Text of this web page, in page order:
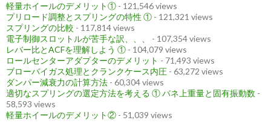
軽量ホイールのデメリット① - 121,546 views
プリロード調整とスプリングの特性 ① - 121,321 views
スプリングの比較 - 117,814 views
電子制御スロットルが苦手な訳、、、
- 107,354 views
レバー比とACFを理解しよう ① - 104,079 views
ロールセンターアダプターのデメリット - 71,493 views
ブローバイガス処理とクランクケース内圧 - 63,272 views
ダンパー減衰力の計算方法 - 60,304 views
適切なスプリングの選定方法を考える ① バネ上重量と固有振動数 -
58,593 views
軽量ホイールのデメリット② - 51,039 views